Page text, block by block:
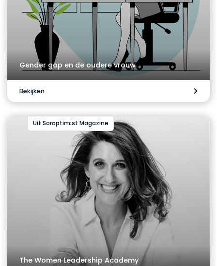
Gender gap en de oudere vrouw
Bekijken
Uit Soroptimist Magazine
The Women Leadership Academy